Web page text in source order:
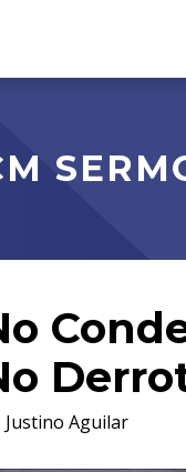
Justino Aguilar